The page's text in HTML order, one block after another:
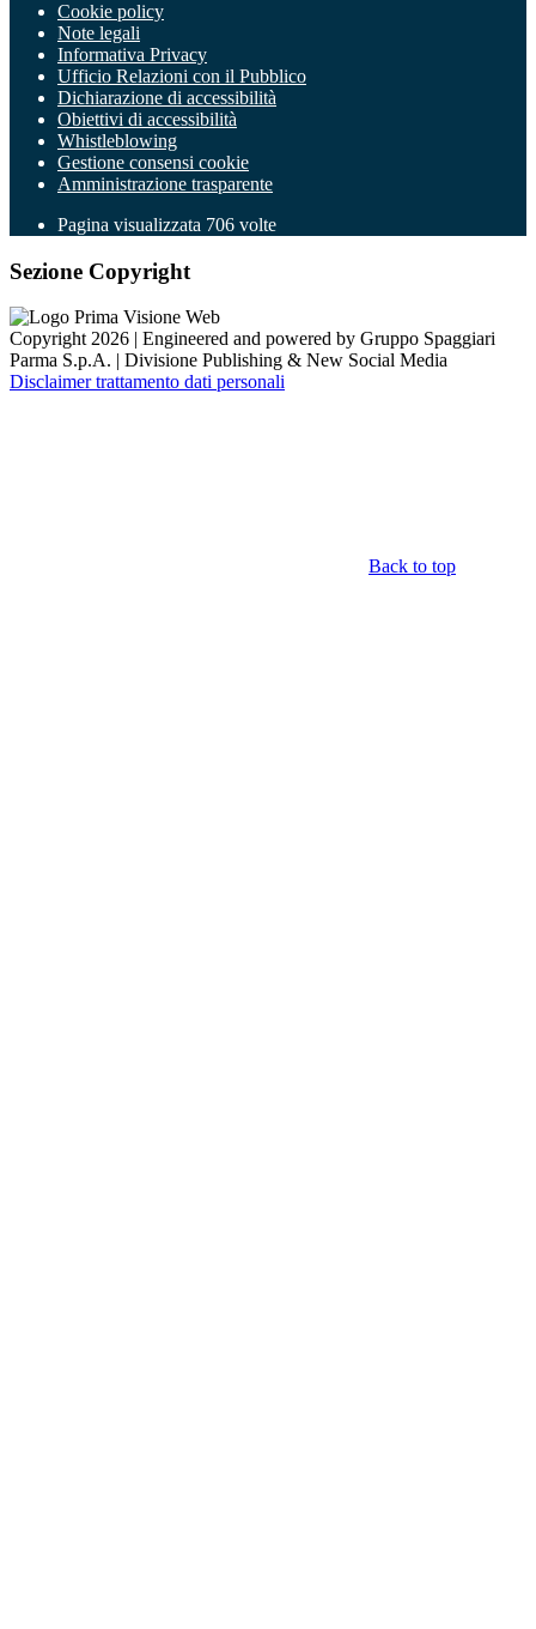
Cookie policy
Note legali
Informativa Privacy
Ufficio Relazioni con il Pubblico
Dichiarazione di accessibilità
Obiettivi di accessibilità
Whistleblowing
Gestione consensi cookie
Amministrazione trasparente
Pagina visualizzata 706 volte
Sezione Copyright
Copyright 2026 | Engineered and powered by Gruppo Spaggiari
Parma S.p.A. | Divisione Publishing & New Social Media
Disclaimer trattamento dati personali
Back to top